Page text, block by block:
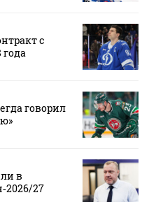
с
говорил
в
27